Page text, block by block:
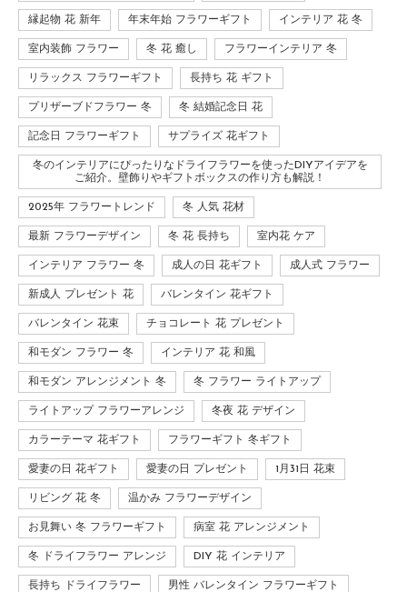
縁起物 花 新年 年末年始 フラワーギフト インテリア 花 冬
室内装飾 フラワー 冬 花 癒し フラワーインテリア 冬
リラックス フラワーギフト 長持ち 花 ギフト
プリザーブドフラワー 冬 冬 結婚記念日 花
記念日 フラワーギフト サプライズ 花ギフト
冬のインテリアにぴったりなドライフラワーを使ったDIYアイデアを
ご紹介。壁飾りやギフトボックスの作り方も解説！
2025年 フラワートレンド 冬 人気 花材
最新 フラワーデザイン 冬 花 長持ち 室内花 ケア
インテリア フラワー 冬 成人の日 花ギフト 成人式 フラワー
新成人 プレゼント 花 バレンタイン 花ギフト
バレンタイン 花束 チョコレート 花 プレゼント
和モダン フラワー 冬 インテリア 花 和風
和モダン アレンジメント 冬 冬 フラワー ライトアップ
ライトアップ フラワーアレンジ 冬夜 花 デザイン
カラーテーマ 花ギフト フラワーギフト 冬ギフト
愛妻の日 花ギフト 愛妻の日 プレゼント 1月31日 花束
リビング 花 冬 温かみ フラワーデザイン
お見舞い 冬 フラワーギフト 病室 花 アレンジメント
冬 ドライフラワー アレンジ DIY 花 インテリア
長持ち ドライフラワー 男性 バレンタイン フラワーギフト